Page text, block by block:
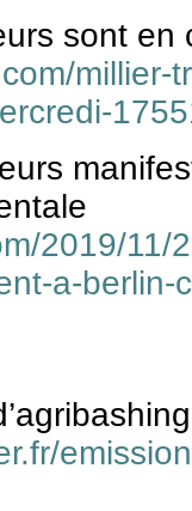
sont en
millier-
2019/11/
a-berlin-